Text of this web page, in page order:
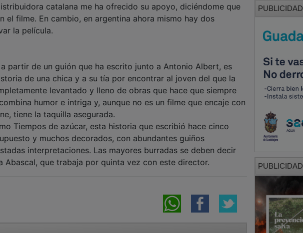
catalana me ha ofrecido su apoyo, diciéndome que
el filme. En cambio, en argentina ahora mismo hay dos
la película.
partir de un guión que ha escrito junto a Antonio Albert, es
de una chica y a su tía por encontrar al joven del que la
levantado y lleno de obras que hace que siempre
humor e intriga y, aunque no es un filme que encaje con
tiene la taquilla asegurada.
Tiempos de azúcar, esta historia que escribió hace cinco
y muchos decorados, con abundantes guiños
interpretaciones. Las mayores burradas se deben decir
Abascal, que trabaja por quinta vez con este director.
PUBLICIDAD
PUBLICIDAD